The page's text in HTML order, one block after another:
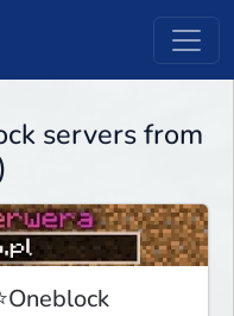
servers from